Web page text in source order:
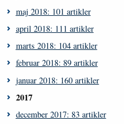
maj 2018: 101 artikler
april 2018: 111 artikler
marts 2018: 104 artikler
februar 2018: 89 artikler
januar 2018: 160 artikler
2017
december 2017: 83 artikler